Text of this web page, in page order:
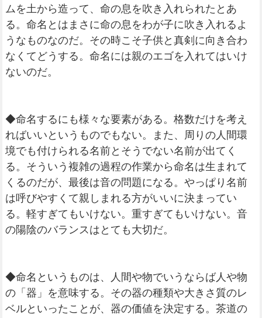
ムを土から造って、命の息を吹き入れられたとあ
る。命名とはまさに命の息をわが子に吹き入れるよ
うなものなのだ。その時こそ子供と真剣に向き合わ
なくてどうする。命名には親のエゴを入れてはいけ
ないのだ。
◆命名するにも様々な要素がある。格数だけを考え
ればいいというものでもない。また、周りの人間環
境でも付けられる名前とそうでない名前が出てく
る。そういう複雑の過程の作業から命名は生まれて
くるのだが、最後は音の問題になる。やっぱり名前
は呼びやすくて親しまれる方がいいに決まってい
る。軽すぎてもいけない。重すぎてもいけない。音
の陽陰のバランスはとても大切だ。
◆命名というものは、人間や物でいうならば人や物
の「器」を意味する。その器の種類や大きさ質のレ
ベルといったことが、器の価値を決定する。茶道の